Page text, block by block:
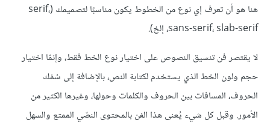
هنا هو أن تعرف إي نوع من الخطوط يكون مناسبًا لتصميمك (serif،
sans-serif، slab-serif، إلخ).
لا يقتصر فن تنسيق النصوص على اختيار نوع الخط فقط، وإنمّا اختيار
حجم ولون الخط الذي يستخدم لكتابة النص، بالإضافة إلى سُمْك
الحروف، المسافات بين الحروف والكلمات وحولها، وغيرها الكثير من
الأمور. وقبل كل شيء يُعنى هذا الفن بالمحتوى النصّي الممتع والسهل